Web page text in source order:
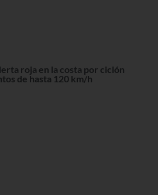
roja en la costa por ciclón
de hasta 120 km/h